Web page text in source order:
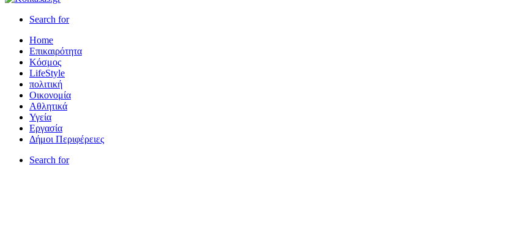
Search for
Home
Επικαιρότητα
Κόσμος
LifeStyle
πολιτική
Οικονομία
Αθλητικά
Υγεία
Εργασία
Δήμοι Περιφέρειες
Search for